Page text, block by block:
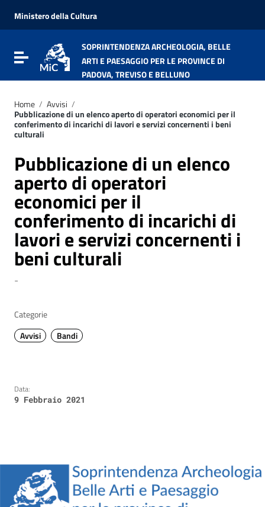
Vai al menu di navigazione
Vai al footer
Ministero della Cultura
Attiva / disattiva la navigazione
SOPRINTENDENZA ARCHEOLOGIA, BELLE
ARTI E PAESAGGIO PER LE PROVINCE DI
PADOVA, TREVISO E BELLUNO
Home / Avvisi /
Pubblicazione di un elenco aperto di operatori economici per il
conferimento di incarichi di lavori e servizi concernenti i beni
culturali​
Pubblicazione di un elenco
aperto di operatori
economici per il
conferimento di incarichi di
lavori e servizi concernenti i
beni culturali​
-
Categorie
Avvisi
Bandi
Data:
9 Febbraio 2021